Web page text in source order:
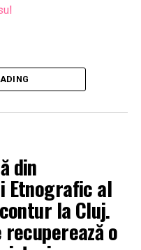
din
Etnografic al
la Cluj.
o